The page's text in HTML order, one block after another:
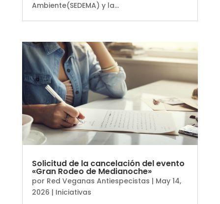
Ambiente(SEDEMA) y la...
Solicitud de la cancelación del evento
«Gran Rodeo de Medianoche»
por Red Veganas Antiespecistas | May 14,
2026 | Iniciativas